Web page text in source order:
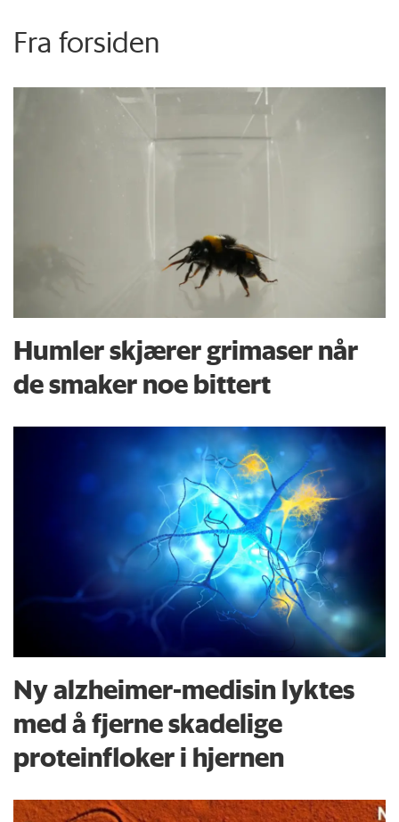
Fra forsiden
Humler skjærer grimaser når
de smaker noe bittert
Ny alzheimer-medisin lyktes
med å fjerne skadelige
proteinfloker i hjernen